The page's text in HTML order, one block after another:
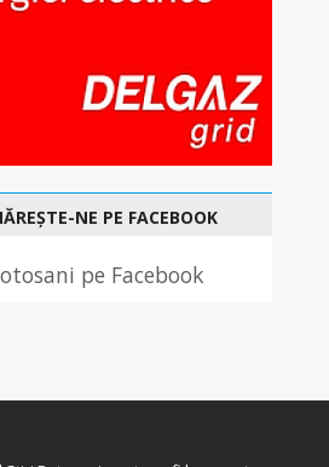
NE PE FACEBOOK
pe Facebook